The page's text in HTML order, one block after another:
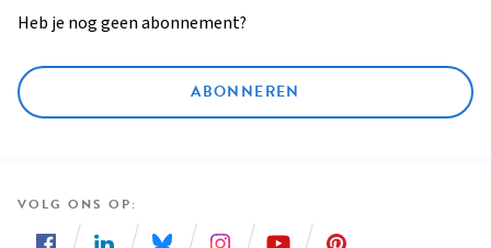
Heb je nog geen abonnement?
ABONNEREN
VOLG ONS OP